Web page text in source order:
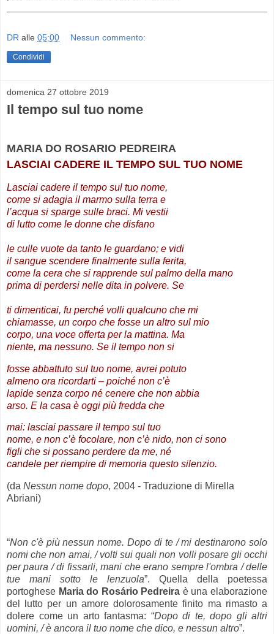
DR alle 05:00 Nessun commento:
Condividi
domenica 27 ottobre 2019
Il tempo sul tuo nome
MARIA DO ROSARIO PEDREIRA
LASCIAI CADERE IL TEMPO SUL TUO NOME
Lasciai cadere il tempo sul tuo nome,
come si adagia il marmo sulla terra e
l’acqua si sparge sulle braci. Mi vestii
di lutto come le donne che disfano
le culle vuote da tanto le guardano; e vidi
il sangue scendere finalmente sulla ferita,
come la cera che si rapprende sul palmo della mano
prima di perdersi nelle dita in polvere. Se
ti dimenticai, fu perché volli qualcuno che mi
chiamasse, un corpo che fosse un altro sul mio
corpo, una voce offerta per la mattina. Ma
niente, ma nessuno. Se il tempo non si
fosse abbattuto sul tuo nome, avrei potuto
almeno ora ricordarti – poiché non c’è
lapide senza corpo né cenere che non abbia
arso. E la casa è oggi più fredda che
mai: lasciai passare il tempo sul tuo
nome, e non c’è focolare, non c’è nido, non ci sono
figli che si possano perdere da me, né
candele per riempire di memoria questo silenzio.
(da Nessun nome dopo, 2004 - Traduzione di Mirella
Abriani)
“Non c'è più nessun nome. Dopo di te / mi destinarono solo
nomi che non amai, / volti sui quali non volli posare gli occhi
per paura / di fissarli, mani che erano sempre l'ombra / delle
tue mani sotto le lenzuola”. Quella della poetessa
portoghese Maria do Rosário Pedreira è una elaborazione
del lutto per un amore dolorosamente finito ma rimasto a
dolere come un arto fantasma: “Dopo di te, dopo gli altri
uomini, / è ancora il tuo nome che dico, e nessun altro”.